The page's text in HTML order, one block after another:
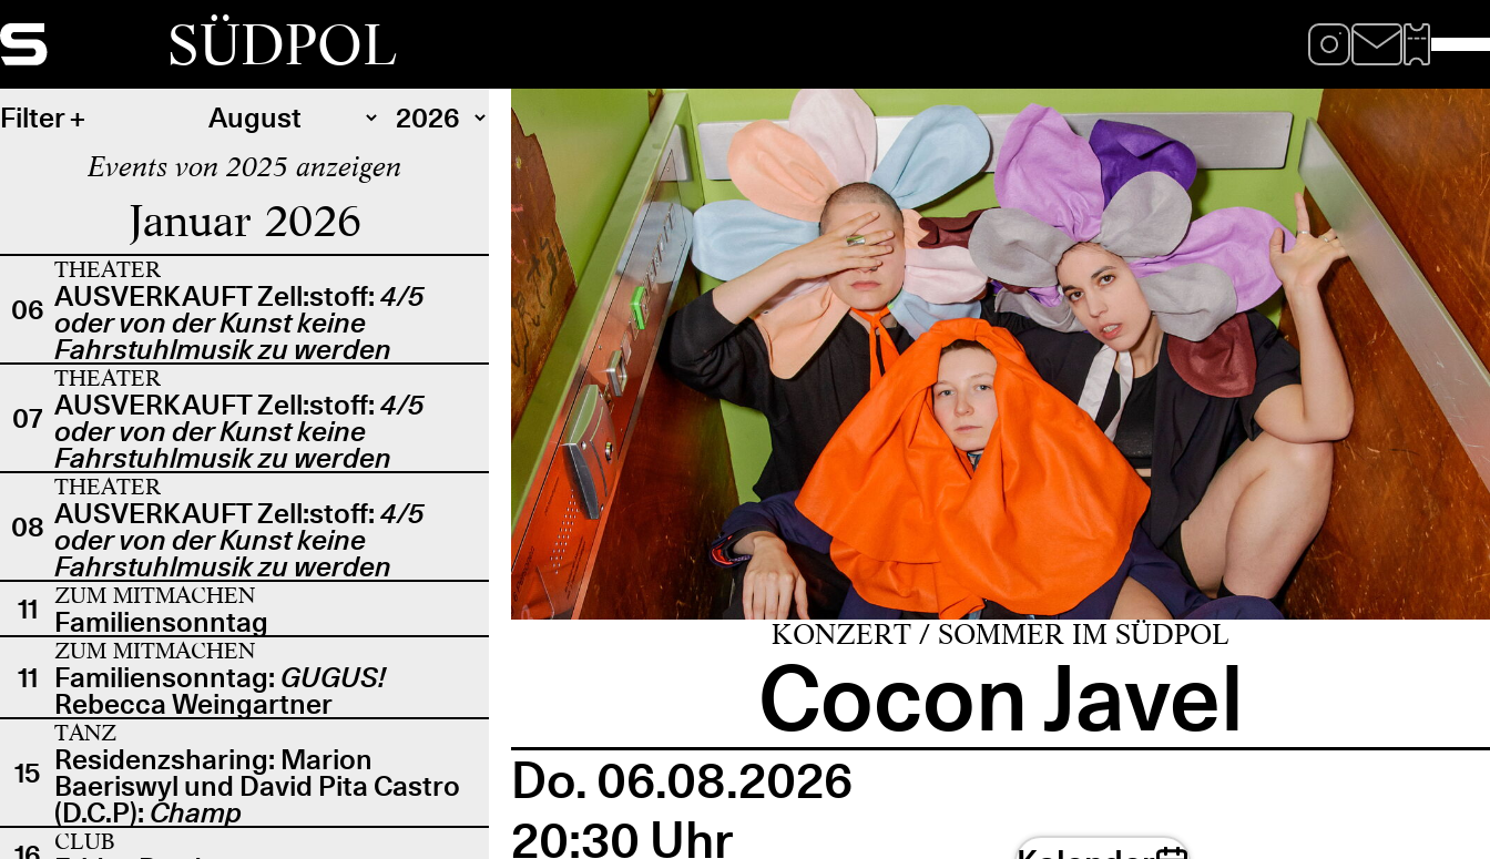
SÜDPOL
Filter
Events von 2025 anzeigen
Januar 2026
06
THEATER
AUSVERKAUFT Zell:stoff: 4/5
oder von der Kunst keine
Fahrstuhlmusik zu werden
07
THEATER
AUSVERKAUFT Zell:stoff: 4/5
oder von der Kunst keine
Fahrstuhlmusik zu werden
08
THEATER
AUSVERKAUFT Zell:stoff: 4/5
oder von der Kunst keine
Fahrstuhlmusik zu werden
11
ZUM MITMACHEN
Familiensonntag
11
ZUM MITMACHEN
Familiensonntag: GUGUS!
Rebecca Weingartner
15
TANZ
Residenzsharing: Marion
Baeriswyl und David Pita Castro
(D.C.P): Champ
CLUB
KONZERT / SOMMER IM SÜDPOL
Cocon Javel
Do. 06.08.2026
20:30 Uhr